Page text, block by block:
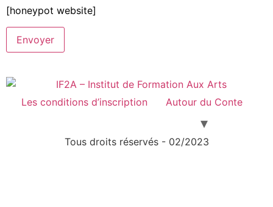
[honeypot website]
Les conditions d’inscription Autour du Conte
Tous droits réservés - 02/2023